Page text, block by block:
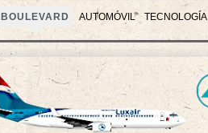
BOULEVARD AUTOMÓVIL TECNOLOGÍA